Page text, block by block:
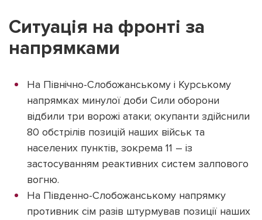
Ситуація на фронті за
напрямками
На Північно-Слобожанському і Курському
напрямках минулої доби Сили оборони
відбили три ворожі атаки; окупанти здійснили
80 обстрілів позицій наших військ та
населених пунктів, зокрема 11 – із
застосуванням реактивних систем залпового
вогню.
На Південно-Слобожанському напрямку
противник сім разів штурмував позиції наших